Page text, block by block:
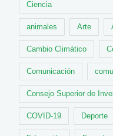
Ciencia
animales Arte
Cambio Climático
Comunicación
Consejo Superior de
COVID-19 Deporte